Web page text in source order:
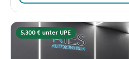
5.300 € unter UPE